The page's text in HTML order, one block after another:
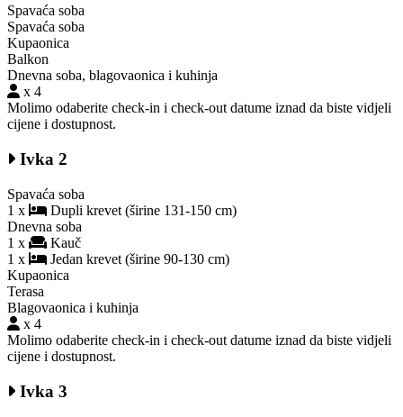
Spavaća soba
Spavaća soba
Kupaonica
Balkon
Dnevna soba, blagovaonica i kuhinja
x 4
Molimo odaberite check-in i check-out datume iznad da biste vidjeli
cijene i dostupnost.
Ivka 2
Spavaća soba
1 x
Dupli krevet (širine 131-150 cm)
Dnevna soba
1 x
Kauč
1 x
Jedan krevet (širine 90-130 cm)
Kupaonica
Terasa
Blagovaonica i kuhinja
x 4
Molimo odaberite check-in i check-out datume iznad da biste vidjeli
cijene i dostupnost.
Ivka 3